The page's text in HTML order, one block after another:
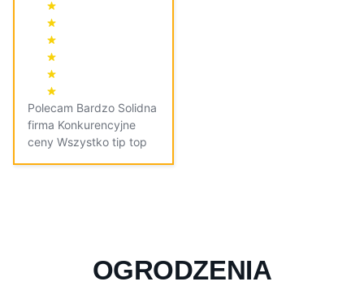
Polecam Bardzo Solidna
firma Konkurencyjne
ceny Wszystko tip top
OGRODZENIA